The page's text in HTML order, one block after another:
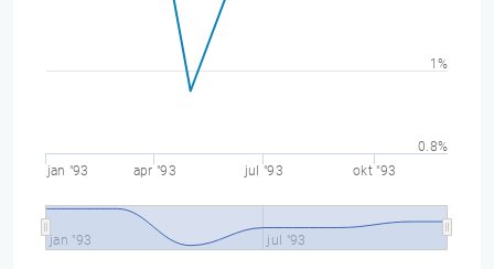
jan "93 apr "93 jul "93 okt "93
jan "93 jul "93
0.8%
1%